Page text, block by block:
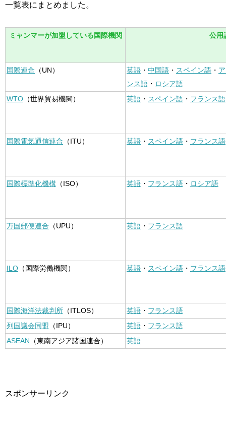
一覧表にまとめました。
ミャンマーが加盟している国際機関 公用
国際連合 （UN） 英語 ・ 中国語 ・ スペイン語 ・
ンス語 ・ ロシア語
WTO （世界貿易機関） 英語 ・ スペイン語 ・ フランス語
国際電気通信連合 （ITU） 英語 ・ スペイン語 ・ フランス語
国際標準化機構 （ISO） 英語 ・ フランス語 ・ ロシア語
万国郵便連合 （UPU） 英語 ・ フランス語
ILO （国際労働機関） 英語 ・ スペイン語 ・ フランス語
国際海洋法裁判所 （ITLOS） 英語 ・ フランス語
列国議会同盟 （IPU） 英語 ・ フランス語
ASEAN （東南アジア諸国連合） 英語
スポンサーリンク